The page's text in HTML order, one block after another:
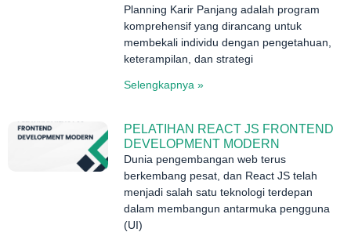
Planning Karir Panjang adalah program
komprehensif yang dirancang untuk
membekali individu dengan pengetahuan,
keterampilan, dan strategi
Selengkapnya »
PELATIHAN REACT JS FRONTEND
DEVELOPMENT MODERN
Dunia pengembangan web terus
berkembang pesat, dan React JS telah
menjadi salah satu teknologi terdepan
dalam membangun antarmuka pengguna
(UI)